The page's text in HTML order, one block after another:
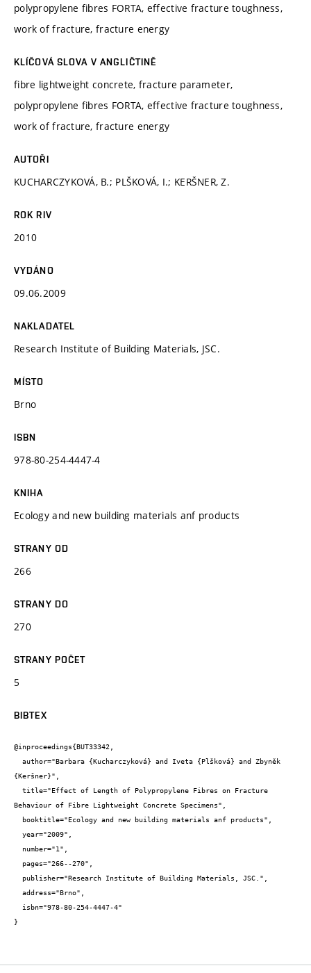
polypropylene fibres FORTA, effective fracture toughness,
work of fracture, fracture energy
KLÍČOVÁ SLOVA V ANGLIČTINĚ
fibre lightweight concrete, fracture parameter,
polypropylene fibres FORTA, effective fracture toughness,
work of fracture, fracture energy
AUTOŘI
KUCHARCZYKOVÁ, B.; PLŠKOVÁ, I.; KERŠNER, Z.
ROK RIV
2010
VYDÁNO
09.06.2009
NAKLADATEL
Research Institute of Building Materials, JSC.
MÍSTO
Brno
ISBN
978-80-254-4447-4
KNIHA
Ecology and new building materials anf products
STRANY OD
266
STRANY DO
270
STRANY POČET
5
BIBTEX
@inproceedings{BUT33342,
{Keršner}",
Behaviour of Fibre Lightweight Concrete Specimens",
}